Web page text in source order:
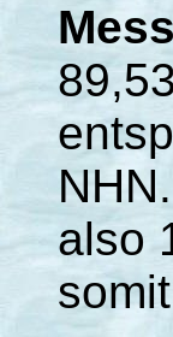
also